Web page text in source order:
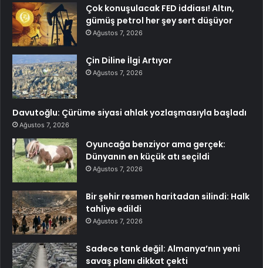
Çok konuşulacak FED iddiası! Altın,
gümüş petrol her şey sert düşüyor
Ağustos 7, 2026
Çin Diline İlgi Artıyor
Ağustos 7, 2026
Davutoğlu: Çürüme siyasi ahlak yozlaşmasıyla başladı
Ağustos 7, 2026
Oyuncağa benziyor ama gerçek:
Dünyanın en küçük atı seçildi
Ağustos 7, 2026
Bir şehir resmen haritadan silindi: Halk
tahliye edildi
Ağustos 7, 2026
Sadece tank değil: Almanya’nın yeni
savaş planı dikkat çekti